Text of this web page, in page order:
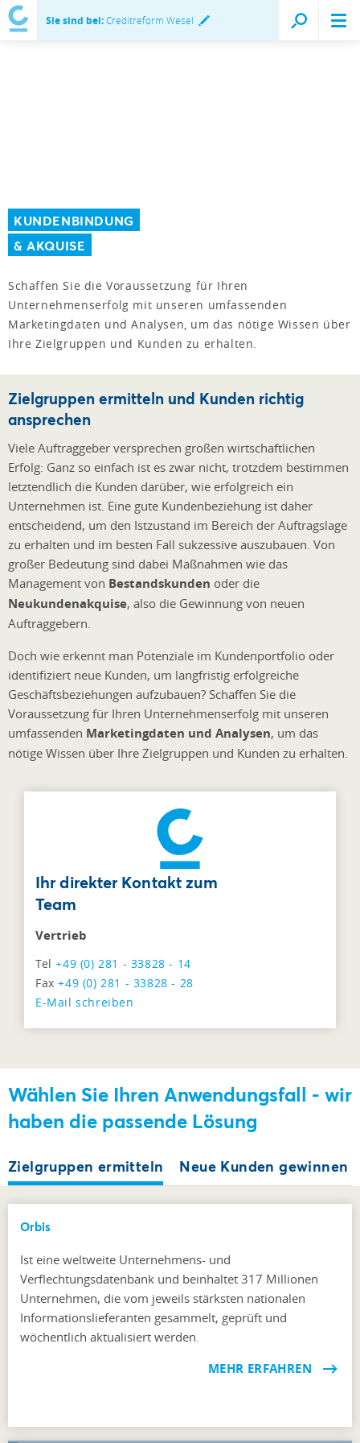
Sie sind bei:Creditreform Wesel
KUNDENBINDUNG
& AKQUISE
Schaffen Sie die Voraussetzung für Ihren
Unternehmenserfolg mit unseren umfassenden
Marketingdaten und Analysen, um das nötige Wissen über
Ihre Zielgruppen und Kunden zu erhalten.
Zielgruppen ermitteln und Kunden richtig
ansprechen
Viele Auftraggeber versprechen großen wirtschaftlichen
Erfolg: Ganz so einfach ist es zwar nicht, trotzdem bestimmen
letztendlich die Kunden darüber, wie erfolgreich ein
Unternehmen ist. Eine gute Kundenbeziehung ist daher
entscheidend, um den Istzustand im Bereich der Auftragslage
zu erhalten und im besten Fall sukzessive auszubauen. Von
großer Bedeutung sind dabei Maßnahmen wie das
Management von Bestandskunden oder die
Neukundenakquise, also die Gewinnung von neuen
Auftraggebern.
Doch wie erkennt man Potenziale im Kundenportfolio oder
identifiziert neue Kunden, um langfristig erfolgreiche
Geschäftsbeziehungen aufzubauen? Schaffen Sie die
Voraussetzung für Ihren Unternehmenserfolg mit unseren
umfassenden Marketingdaten und Analysen, um das
nötige Wissen über Ihre Zielgruppen und Kunden zu erhalten.
Ihr direkter Kontakt zum
Team
Vertrieb
Tel+49 (0) 281 - 33828 - 14
Fax+49 (0) 281 - 33828 - 28
E-Mail schreiben
Wählen Sie Ihren Anwendungsfall - wir
haben die passende Lösung
Zielgruppen ermitteln Neue Kunden gewinnen
Orbis
Ist eine weltweite Unternehmens- und
Verflechtungsdatenbank und beinhaltet 317 Millionen
Unternehmen, die vom jeweils stärksten nationalen
Informationslieferanten gesammelt, geprüft und
wöchentlich aktualisiert werden.
MEHR ERFAHREN